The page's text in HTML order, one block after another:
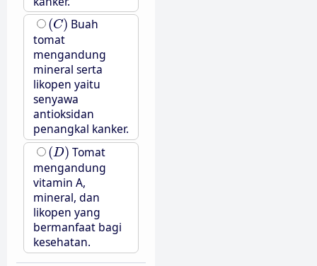
(C)
(C) Buah
tomat
mengandung
mineral serta
likopen yaitu
senyawa
antioksidan
penangkal kanker.
(D)
(D) Tomat
mengandung
vitamin A,
mineral, dan
likopen yang
bermanfaat bagi
kesehatan.